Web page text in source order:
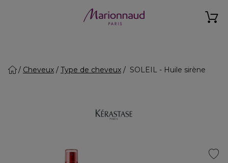
Cheveux Type de cheveux SOLEIL - Huile sirène